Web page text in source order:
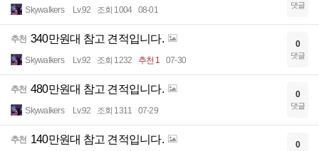
Skywalkers Lv.92 조회 1004 08-01 댓글
추천 340만원대 참고 견적입니다.
Skywalkers Lv.92 조회 1232 추천 1 07-30
0
댓글
추천 480만원대 참고 견적입니다.
Skywalkers Lv.92 조회 1311 07-29
0
댓글
추천 140만원대 참고 견적입니다. 0